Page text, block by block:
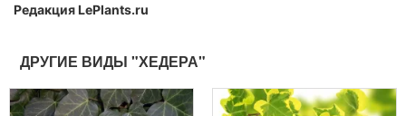
Редакция LePlants.ru
ДРУГИЕ ВИДЫ "ХЕДЕРА"